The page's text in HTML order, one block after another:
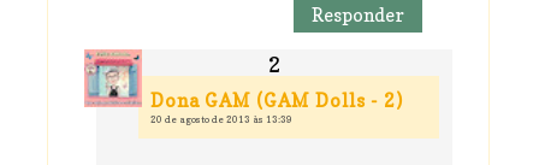
Responder
Dona GAM (GAM Dolls - 2)
20 de agosto de 2013 às 13:39